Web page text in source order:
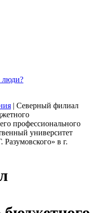
люди?
| Северный филиал
профессионального
университет
в г.